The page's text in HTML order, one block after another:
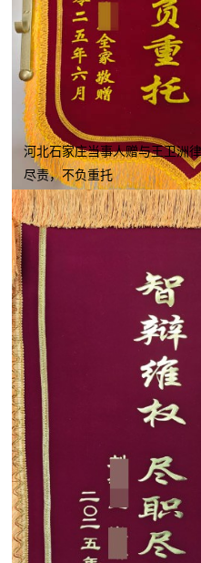
河北石家庄当事人赠与王卫洲
尽责，不负重托